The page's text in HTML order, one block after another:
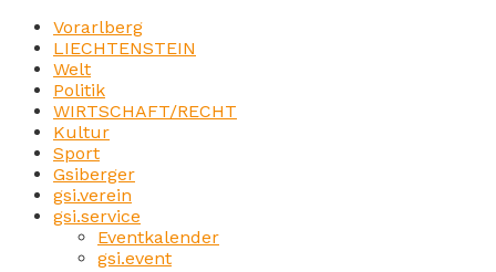
Vorarlberg
LIECHTENSTEIN
Welt
Politik
WIRTSCHAFT/RECHT
Kultur
Sport
Gsiberger
gsi.verein
gsi.service
Eventkalender
gsi.event